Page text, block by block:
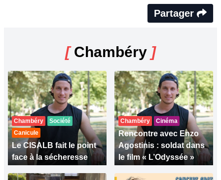
Partager
[Chambéry ]
Chambéry
Société
Canicule
Le CISALB fait le point
face à la sécheresse
Chambéry Cinéma
Rencontre avec Enzo
Agostinis : soldat dans
le film « L’Odyssée »